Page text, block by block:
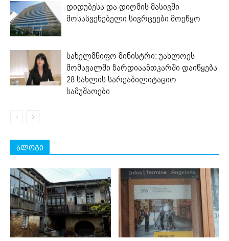
დიდუბესა და დიღმის მასივში
მოსასვენებელი სივრცეები მოეწყო
სახელმწიფო მინისტრი: უახლოეს
მომავალში ზარდიაანთკარში დაიწყება
28 სახლის სარეაბილიტაციო
სამუშაოები
ბლოგი